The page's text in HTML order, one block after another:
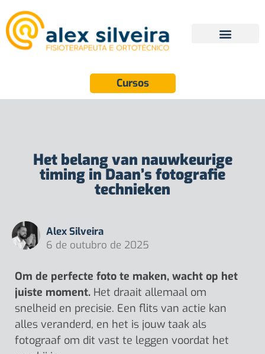
Cursos
Het belang van nauwkeurige
timing in Daan’s fotografie
technieken
Alex Silveira
6 de outubro de 2025
Om de perfecte foto te maken, wacht op het
juiste moment. Het draait allemaal om
snelheid en precisie. Een flits van actie kan
alles veranderd, en het is jouw taak als
fotograaf om dit vast te leggen voordat het